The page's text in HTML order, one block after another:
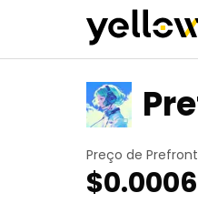
Preço de
$